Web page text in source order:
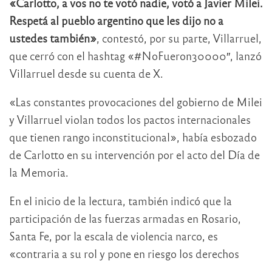
Respetá al pueblo argentino que les dijo no a
ustedes también», contestó, por su parte, Villarruel,
que cerró con el hashtag «#NoFueron30000″, lanzó
Villarruel desde su cuenta de X.
«Las constantes provocaciones del gobierno de Milei
y Villarruel violan todos los pactos internacionales
que tienen rango inconstitucional», había esbozado
de Carlotto en su intervención por el acto del Día de
la Memoria.
En el inicio de la lectura, también indicó que la
participación de las fuerzas armadas en Rosario,
Santa Fe, por la escala de violencia narco, es
«contraria a su rol y pone en riesgo los derechos